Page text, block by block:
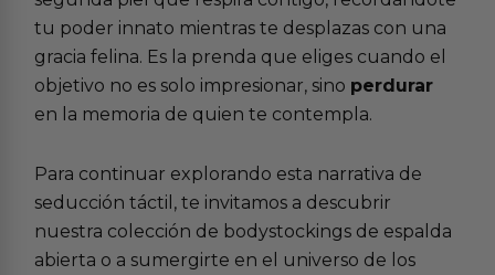
tu poder innato mientras te desplazas con una
gracia felina. Es la prenda que eliges cuando el
objetivo no es solo impresionar, sino perdurar
en la memoria de quien te contempla.
Para continuar explorando esta narrativa de
seducción táctil, te invitamos a descubrir
nuestra colección de bodystockings de espalda
abierta o a sumergirte en el universo de los